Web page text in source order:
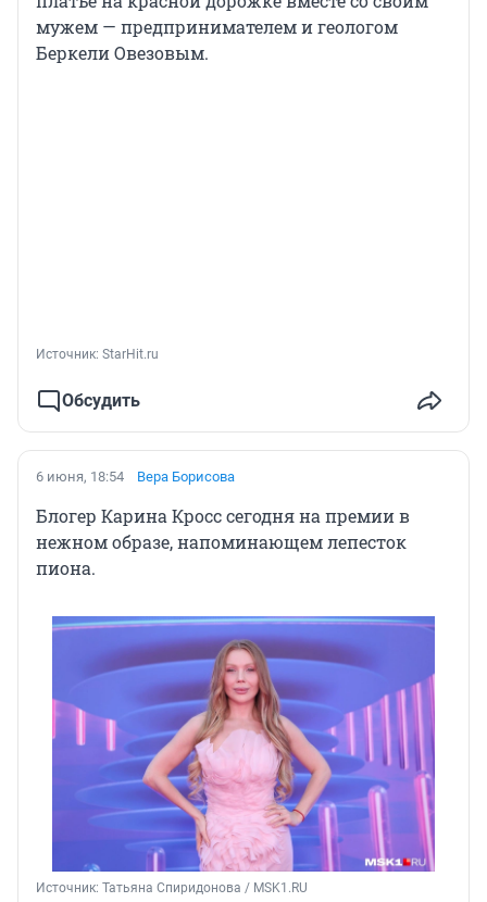
мужем — предпринимателем и геологом
Беркели Овезовым.
Источник: StarHit.ru
Обсудить
6 июня, 18:54 Вера Борисова
Блогер Карина Кросс сегодня на премии в
нежном образе, напоминающем лепесток
пиона.
Источник: Татьяна Спиридонова / MSK1.RU